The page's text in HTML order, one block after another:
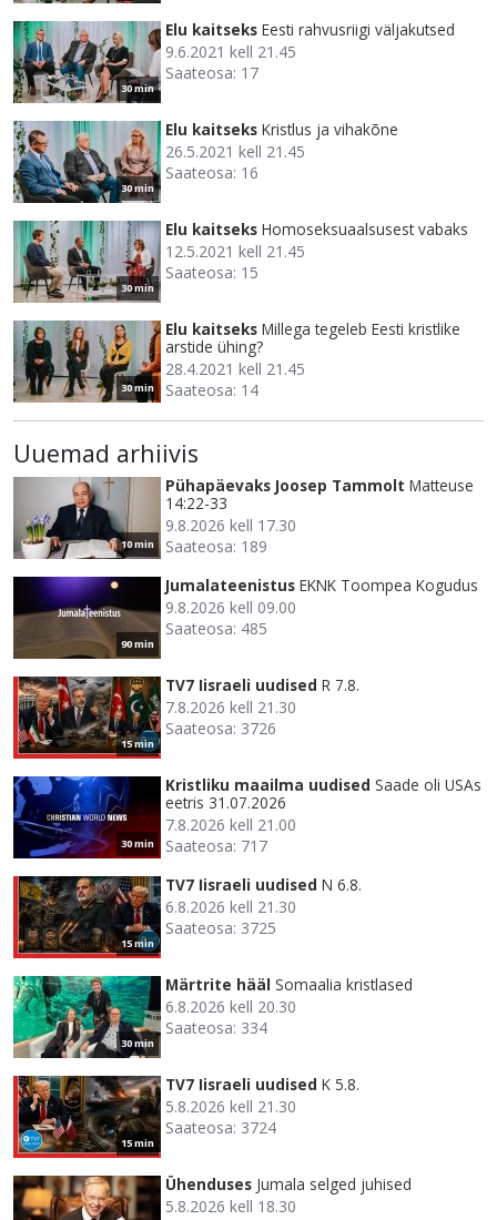
30 min
Elu kaitseks Eesti rahvusriigi väljakutsed
9.6.2021 kell 21.45
Saateosa: 17
30 min
Elu kaitseks Kristlus ja vihakõne
26.5.2021 kell 21.45
Saateosa: 16
30 min
Elu kaitseks Homoseksuaalsusest vabaks
12.5.2021 kell 21.45
Saateosa: 15
30 min
Elu kaitseks Millega tegeleb Eesti kristlike
arstide ühing?
28.4.2021 kell 21.45
Saateosa: 14
Uuemad arhiivis
10 min
Pühapäevaks Joosep Tammolt Matteuse
14:22-33
9.8.2026 kell 17.30
Saateosa: 189
90 min
Jumalateenistus EKNK Toompea Kogudus
9.8.2026 kell 09.00
Saateosa: 485
15 min
TV7 Iisraeli uudised R 7.8.
7.8.2026 kell 21.30
Saateosa: 3726
30 min
Kristliku maailma uudised Saade oli USAs
eetris 31.07.2026
7.8.2026 kell 21.00
Saateosa: 717
15 min
TV7 Iisraeli uudised N 6.8.
6.8.2026 kell 21.30
Saateosa: 3725
30 min
Märtrite hääl Somaalia kristlased
6.8.2026 kell 20.30
Saateosa: 334
15 min
TV7 Iisraeli uudised K 5.8.
5.8.2026 kell 21.30
Saateosa: 3724
Ühenduses Jumala selged juhised
5.8.2026 kell 18.30